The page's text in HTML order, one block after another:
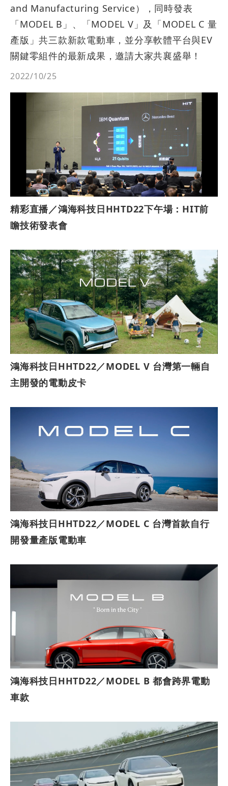
and Manufacturing Service），同時發表
「MODEL B」、「MODEL V」及「MODEL C 量
產版」共三款新款電動車，並分享軟體平台與EV
關鍵零組件的最新成果，邀請大家共襄盛舉！
2022/10/25
精彩直播／鴻海科技日HHTD22下午場：HIT前
瞻技術發表會
鴻海科技日HHTD22／MODEL V 台灣第一輛自
主開發的電動皮卡
鴻海科技日HHTD22／MODEL C 台灣首款自行
開發量產版電動車
鴻海科技日HHTD22／MODEL B 都會跨界電動
車款